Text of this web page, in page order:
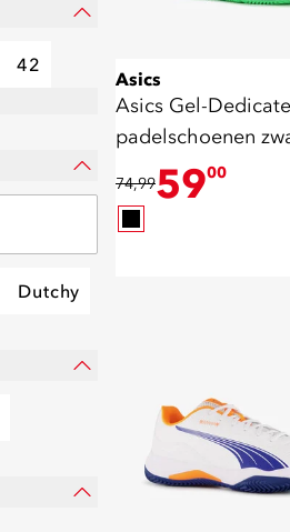
42
Dutchy
Asics
Asics Gel-
padelschoenen
74,995900